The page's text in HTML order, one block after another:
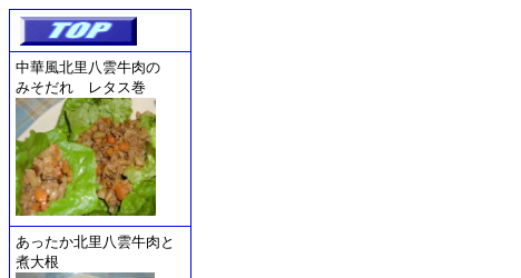
中華風北里八雲牛肉の
みそだれ レタス巻
あったか北里八雲牛肉と
煮大根